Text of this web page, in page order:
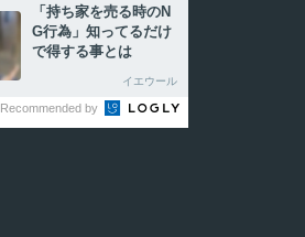
「持ち家を売る時のN
G行為」知ってるだけ
で得する事とは
イエウール
Recommended by